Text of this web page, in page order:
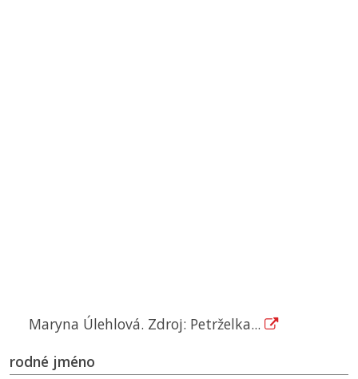
Maryna Úlehlová. Zdroj: Petrželka...
rodné jméno